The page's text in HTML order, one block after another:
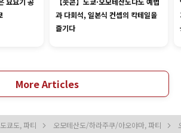
과 다회석, 일본식 컨셉의 칵테일을
즐기다
More Articles
도쿄도, 파티 오모테산도/하라주쿠/아오야마, 파티